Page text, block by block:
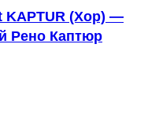
KAPTUR (Хор) —
Рено Каптюр